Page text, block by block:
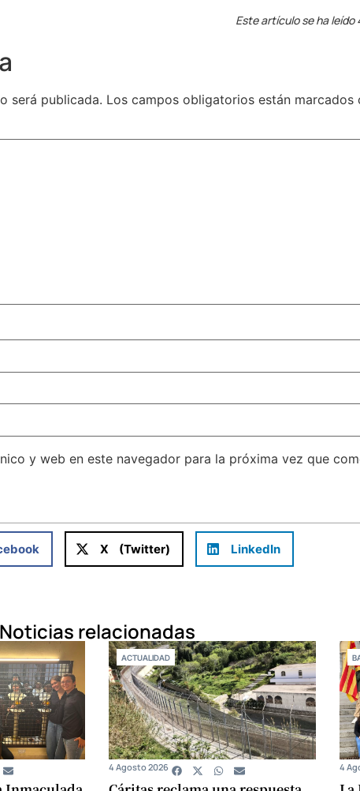
Este artículo se ha leído
será publicada. Los campos obligatorios están marcados
y web en este navegador para la próxima vez que
X (Twitter) LinkedIn
Noticias relacionadas
ACTUALIDAD
4 Agosto 2026 4